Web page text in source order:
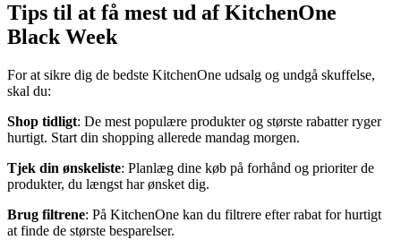
Tips til at få mest ud af KitchenOne
Black Week
For at sikre dig de bedste KitchenOne udsalg og undgå skuffelse,
skal du:
Shop tidligt: De mest populære produkter og største rabatter ryger
hurtigt. Start din shopping allerede mandag morgen.
Tjek din ønskeliste: Planlæg dine køb på forhånd og prioriter de
produkter, du længst har ønsket dig.
Brug filtrene: På KitchenOne kan du filtrere efter rabat for hurtigt
at finde de største besparelser.